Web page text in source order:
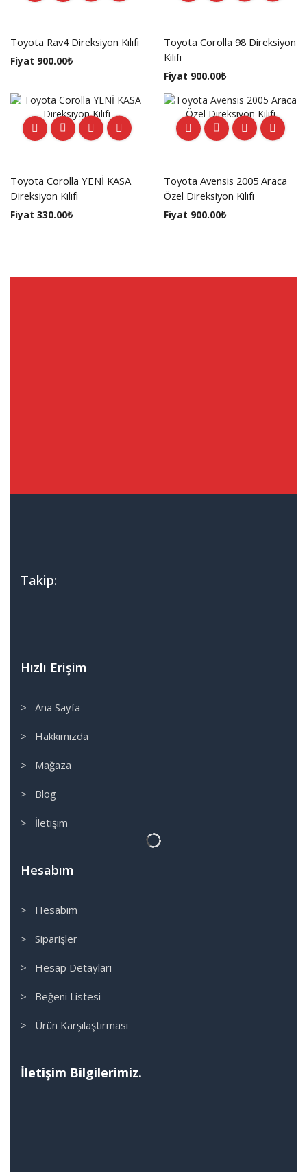
Toyota Rav4 Direksiyon Kılıfı
Fiyat 900.00₺
Toyota Corolla 98 Direksiyon
Kılıfı
Fiyat 900.00₺
Toyota Corolla YENİ KASA
Direksiyon Kılıfı
Fiyat 330.00₺
Toyota Avensis 2005 Araca
Özel Direksiyon Kılıfı
Fiyat 900.00₺
Takip:
Hızlı Erişim
> Ana Sayfa
> Hakkımızda
> Mağaza
> Blog
> İletişim
Hesabım
> Hesabım
> Siparişler
> Hesap Detayları
> Beğeni Listesi
> Ürün Karşılaştırması
İletişim Bilgilerimiz.